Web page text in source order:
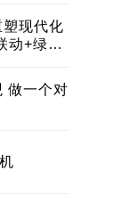
态圈
现代化
动+绿波
做一个对